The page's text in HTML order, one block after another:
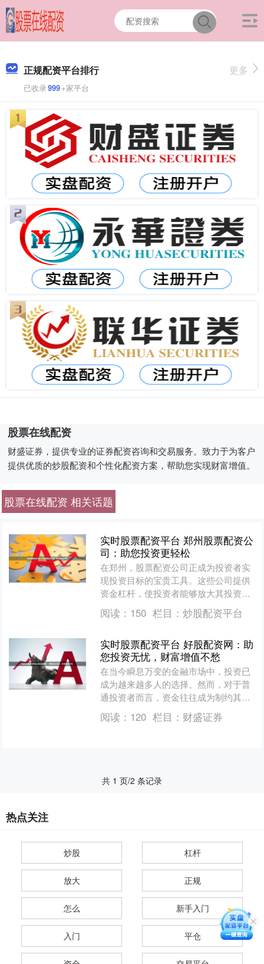
正规配资平台排行
已收录999+家平台
更多
股票在线配资
财盛证券，提供专业的证券配资咨询和交易服务。致力于为客户
提供优质的炒股配资和个性化配资方案，帮助您实现财富增值。
股票在线配资 相关话题
实时股票配资平台 郑州股票配资公
司：助您投资更轻松
在郑州，股票配资公司正成为投资者实
现投资目标的宝贵工具。这些公司提供
资金杠杆，使投资者能够放大其投资组
合，从而增加潜在收益。 * 放大收益：
配资可以放大投资者的....
阅读： 150 栏目： 炒股配资平台
实时股票配资平台 好股配资网：助
您投资无忧，财富增值不愁
在当今瞬息万变的金融市场中，投资已
成为越来越多人的选择。然而，对于普
通投资者而言，资金往往成为制约其投
资收益的瓶颈。好股配资网应运而生，
为投资者提供专业、便捷的....
阅读： 120 栏目： 财盛证券
共 1 页/2 条记录
热点关注
炒股 杠杆
放大 正规
怎么 新手入门
入门 平仓